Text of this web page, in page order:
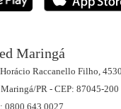
Maringá
Raccanello Filho, 4530
PR - CEP: 87045-200
0800 643 0027